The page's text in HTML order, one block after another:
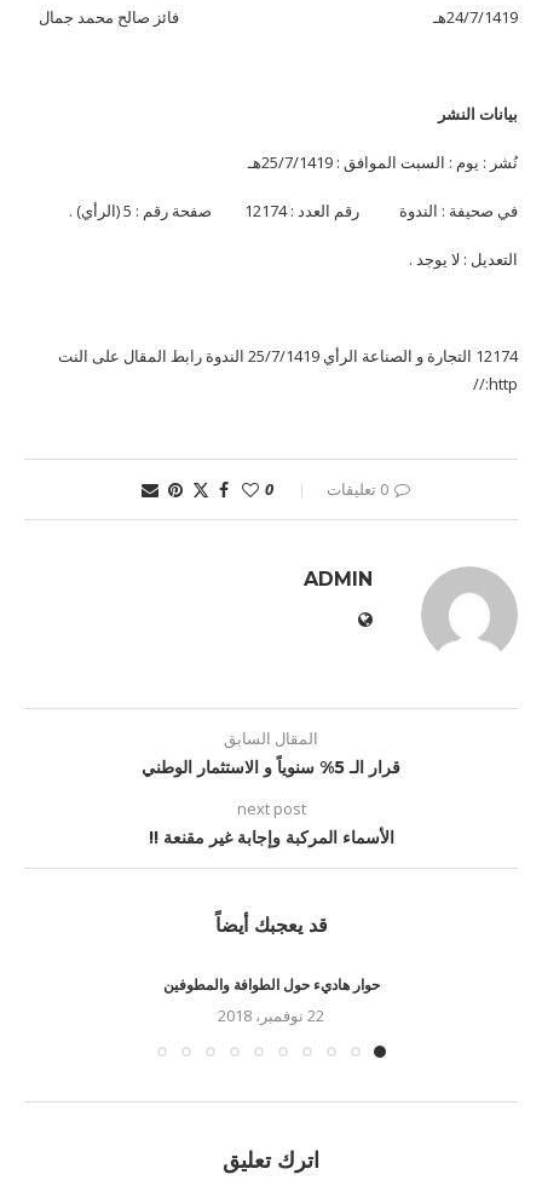
24/7/1419هـ فائز صالح محمد جمال
بيانات النشر
نُشر : يوم : السبت الموافق : 25/7/1419هـ
في صحيفة : الندوة رقم العدد : 12174 صفحة رقم : 5 (الرأي) .
التعديل : لا يوجد .
12174 التجارة و الصناعة الرأي 25/7/1419 الندوة رابط المقال على النت
http://
0 تعليقات 0
ADMIN
المقال السابق
قرار الـ 5% سنوياً و الاستثمار الوطني
next post
الأسماء المركبة وإجابة غير مقنعة !!
قد يعجبك أيضاً
حوار هاديء حول الطوافة والمطوفين
22 نوفمبر، 2018
اترك تعليق